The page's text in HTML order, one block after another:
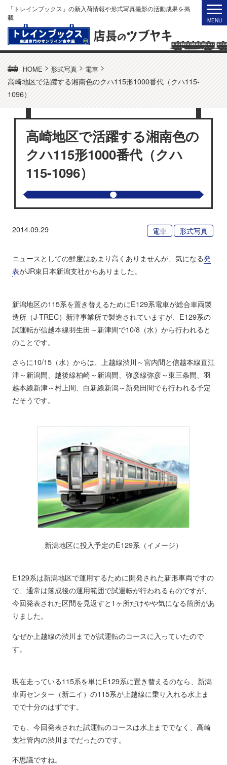
「トレインブックス」の新入荷情報や形式写真撮影の活動成果を掲
載
HOME > 形式写真 > 電車 >
高崎地区で活躍する湘南色のクハ115形1000番代（クハ115-
1096）
高崎地区で活躍する湘南色の
クハ115形1000番代（クハ
115-1096）
2014.09.29 電車 形式写真
ニュースとしての鮮度はあまり高くありませんが、気になる発
表がJR東日本新潟支社からありました。
新潟地区の115系を置き替えるためにE129系電車が総合車両製
造所（J-TREC）新津事業所で製造されていますが、E129系の
試運転が信越本線羽生田～新津間で10/8（水）から行われると
のことです。
さらに10/15（水）からは、上越線渋川～宮内間と信越本線直江
津～新潟間、越後線柏崎～新潟間、弥彦線弥彦～東三条間、羽
越本線新津～村上間、白新線新潟～新発田間でも行われる予定
だそうです。
新潟地区に投入予定のE129系（イメージ）
E129系は新潟地区で運用するために開発された新形車両ですの
で、通常は落成後の運用範囲で試運転が行われるものですが、
今回発表された区間を見返すと1ヶ所だけやや気になる箇所があ
りました。
なぜか上越線の渋川までが試運転のコースに入っていたので
す。
現在走っている115系を単にE129系に置き替えるのなら、新潟
車両センター（新ニイ）の115系が上越線に乗り入れる水上ま
でで十分のはずです。
でも、今回発表された試運転のコースは水上まででなく、高崎
支社管内の渋川までだったのです。
不思議ですね。